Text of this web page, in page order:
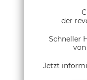
der
Schneller
von
Jetzt